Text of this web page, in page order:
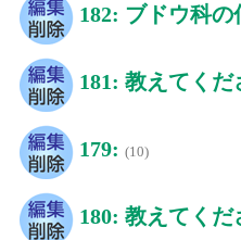
182: ブドウ科
181: 教えてくだ
179: (10)
180: 教えてくだ